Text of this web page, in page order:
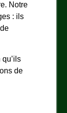
Notre
: ils
de